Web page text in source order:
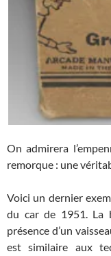
On admirera
remorque : une
Voici un dernier
du car de 1951. La
présence d’un
est similaire aux